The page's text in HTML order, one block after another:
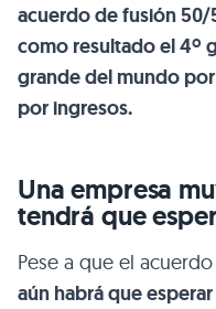
acuerdo de fusión 50/
como resultado el 4º
grande del mundo
por ingresos.
Una empresa
tendrá que
Pese a que el
aún habrá que